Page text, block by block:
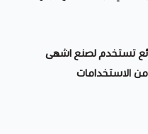
تستخدم لصنع اشهى
من الاستخدامات